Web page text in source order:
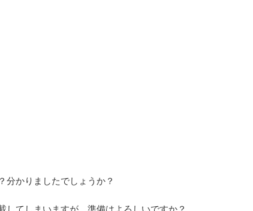
分かりましたでしょうか？
してしまいますが、準備はよろしいですか？